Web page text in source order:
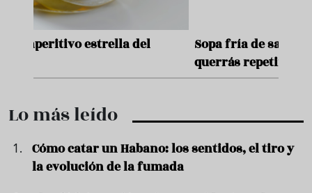
Sopa fría de sandía: el plato que
querrás repetir todo el verano
Lo más leído
Cómo catar un Habano: los sentidos, el tiro y
la evolución de la fumada